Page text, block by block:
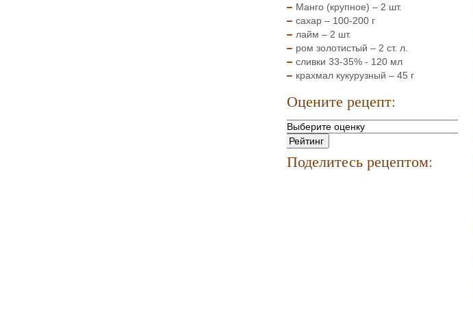
Манго (крупное) – 2 шт.
сахар – 100-200 г
лайм – 2 шт.
ром золотистый – 2 ст. л.
сливки 33-35% - 120 мл
крахмал кукурузный – 45 г
Оцените рецепт:
Поделитесь рецептом: